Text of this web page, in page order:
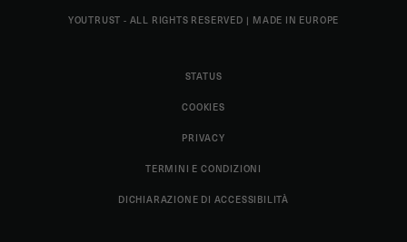
YOUTRUST - ALL RIGHTS RESERVED | MADE IN EUROPE
STATUS
COOKIES
PRIVACY
TERMINI E CONDIZIONI
DICHIARAZIONE DI ACCESSIBILITÀ